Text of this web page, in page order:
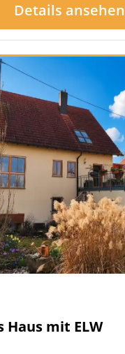
Details ansehen
Haus mit ELW